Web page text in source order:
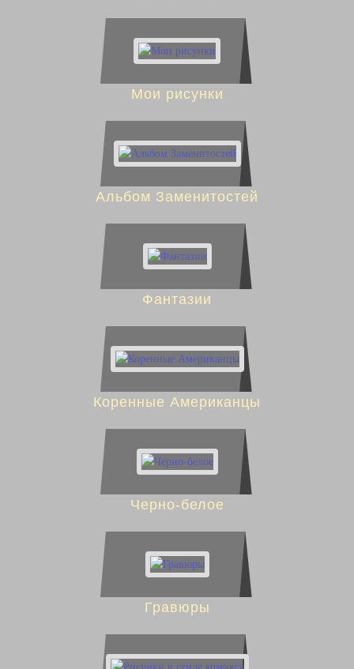
Мои рисунки
Альбом Заменитостей
Фантазии
Коренные Американцы
Черно-белое
Гравюры